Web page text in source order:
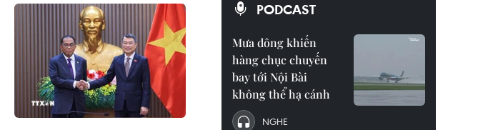
PODCAST
Mưa dông khiến
hàng chục chuyến
bay tới Nội Bài
không thể hạ cánh
NGHE